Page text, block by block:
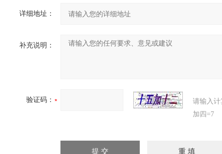
详细地址：
补充说明：
验证码：
请输入
加四=7